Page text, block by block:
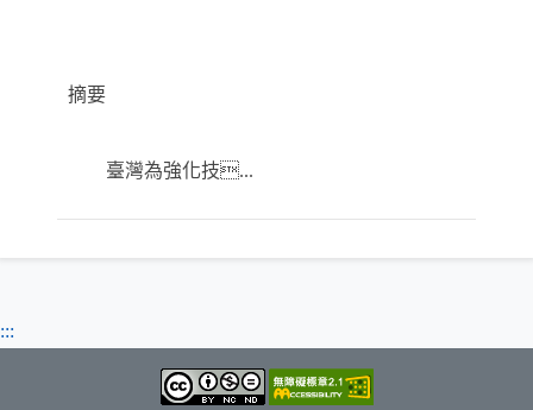
摘要
臺灣為強化技...
:::